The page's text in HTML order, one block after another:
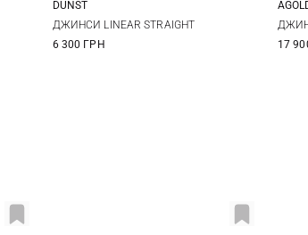
S M L
DUNST
ДЖИНСИ LINEAR STRAIGHT
6 300 ГРН
17